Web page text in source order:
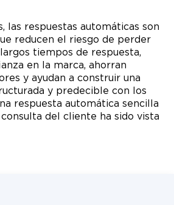
las respuestas automáticas son
reducen el riesgo de perder
tiempos de respuesta,
en la marca, ahorran
y ayudan a construir una
y predecible con los
respuesta automática sencilla
del cliente ha sido vista